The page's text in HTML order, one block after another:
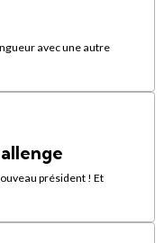
avec une autre
président ! Et